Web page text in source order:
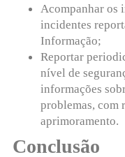
Acompanhar os
incidentes
Informação;
Reportar
nível de
informações
problemas, com
aprimoramento.
Conclusão